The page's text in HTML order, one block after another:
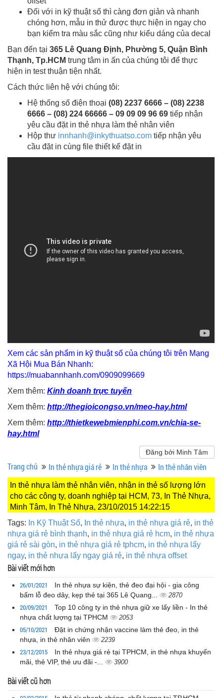
Đối với in kỹ thuật số thì càng đơn giản và nhanh
chóng hơn, mẫu in thử được thực hiện in ngay cho
bạn kiểm tra màu sắc cũng như kiểu dáng của decal
Bạn đến tại 365 Lê Quang Định, Phường 5, Quận Bình
Thạnh, Tp.HCM trung tâm in ấn của chúng tôi để thực
hiện in test thuận tiện nhất.
Cách thức liên hệ với chúng tôi:
Hệ thống số điện thoại (08) 2237 6666 – (08) 2238
6666 – (08) 224 66666 – 09 09 09 96 69 tiếp nhận
yêu cầu đặt in thẻ nhựa làm thẻ nhân viên
Hộp thư innhanh@inkythuatso.com tiếp nhận yêu
cầu đặt in cùng file thiết kế đặt in
Xem các sản phẩm in kỹ thuật số của chúng tôi trên Mạng
Xã Hội Mua Bán Nhanh:
https://muabannhanh.com/0909099669
Xem thêm: Kinh doanh trực tuyến
Xem thêm: http://thegioicongso.vn/meo-hay.html
Xem thêm: http://thietkewebmienphi.com.vn/chia-se-
hay.html
Đăng bởi Minh Tâm
Trang chủ In thẻ nhựa giá rẻ In thẻ nhựa In thẻ nhân viên
In thẻ nhựa làm thẻ nhân viên, nhận in thẻ số lượng lớn
cho các công ty, doanh nghiệp tại HCM, 73, In Thẻ Nhựa,
Minh Tâm, In Thẻ Nhựa, 23/10/2015 14:22:15
Tags: In Kỹ Thuật Số, In thẻ nhựa, in thẻ nhựa giá rẻ, in thẻ
nhựa giá rẻ bình thạnh, in thẻ nhựa giá rẻ hcm, in thẻ nhựa
giá rẻ sài gòn, in thẻ nhựa giá rẻ tphcm, in thẻ nhựa lấy
ngay, in thẻ nhựa lấy ngay giá rẻ, in thẻ nhựa offset
Bài viết mới hơn
26/01/2021
In thẻ nhựa sự kiện, thẻ đeo đại hội - gia công
bấm lỗ đeo dây, kẹp thẻ tại 365 Lê Quang...
2870
20/09/2021
Top 10 công ty in thẻ nhựa giữ xe lấy liền - In thẻ
nhựa chất lượng tại TPHCM
2053
05/10/2021
Đặt in chứng nhận vaccine làm thẻ đeo, in thẻ
nhựa, in thẻ nhân viên
2239
23/12/2015
In thẻ nhựa giá rẻ tại TPHCM, in thẻ nhựa khuyến
mãi, thẻ VIP, thẻ ưu đãi -...
3900
Bài viết cũ hơn